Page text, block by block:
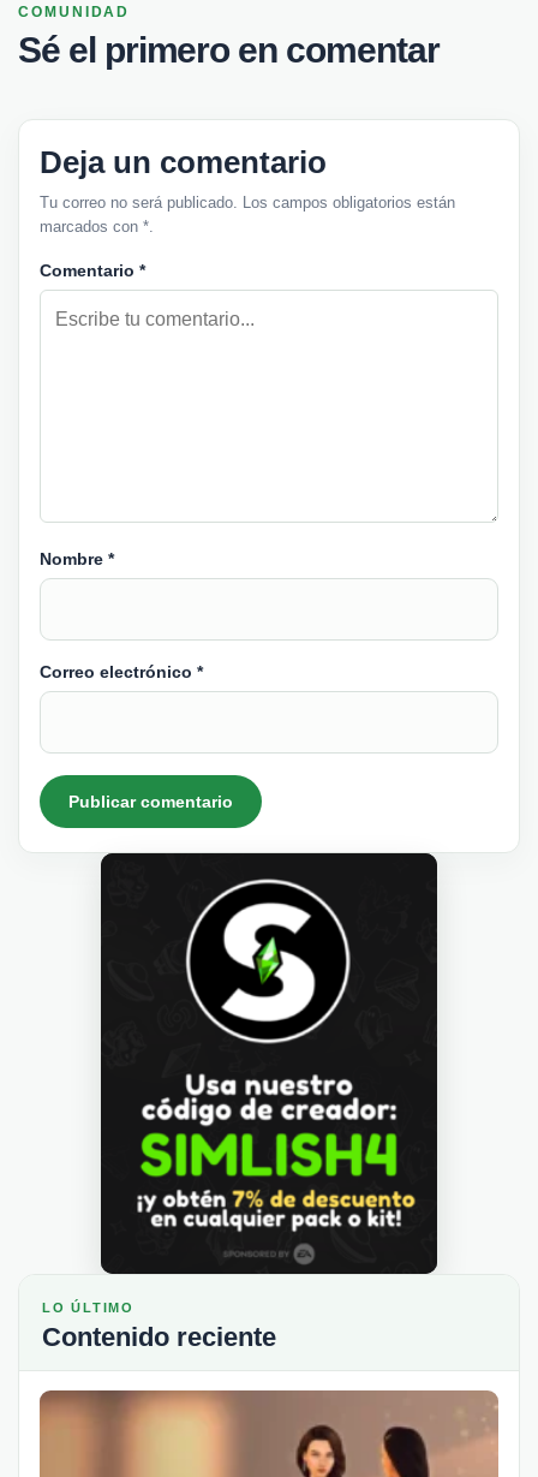
COMUNIDAD
Sé el primero en comentar
Deja un comentario
Tu correo no será publicado. Los campos obligatorios están
marcados con *.
Comentario *
Nombre *
Correo electrónico *
LO ÚLTIMO
Contenido reciente